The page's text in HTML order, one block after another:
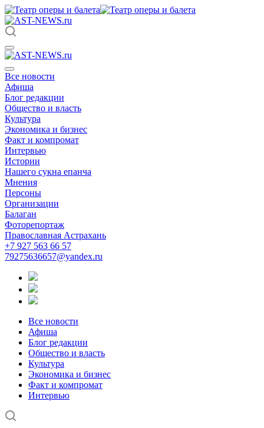
Все новости
Афиша
Блог редакции
Общество и власть
Культура
Экономика и бизнес
Факт и компромат
Интервью
Истории
Нашего сукна епанча
Мнения
Персоны
Организации
Балаган
Фоторепортаж
Православная Астрахань
+7 927 563 66 57
79275636657@yandex.ru
Все новости
Афиша
Блог редакции
Общество и власть
Культура
Экономика и бизнес
Факт и компромат
Интервью